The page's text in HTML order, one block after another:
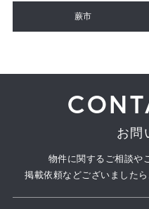
蕨市
お問
物件に関するご相談や
掲載依頼などございました